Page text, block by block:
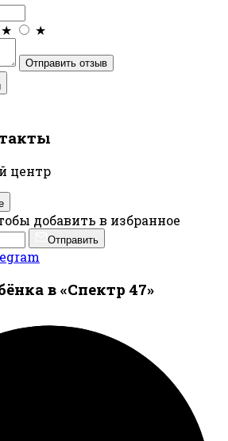
★ ★
Отправить отзыв
центр
добавить в избранное
Отправить
в «Спектр 47»